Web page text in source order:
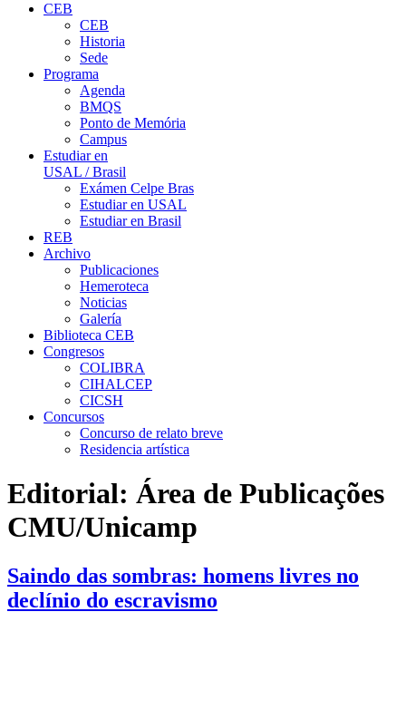
CEB
CEB
Historia
Sede
Programa
Agenda
BMQS
Ponto de Memória
Campus
Estudiar en
USAL / Brasil
Exámen Celpe Bras
Estudiar en USAL
Estudiar en Brasil
REB
Archivo
Publicaciones
Hemeroteca
Noticias
Galería
Biblioteca CEB
Congresos
COLIBRA
CIHALCEP
CICSH
Concursos
Concurso de relato breve
Residencia artística
Editorial: Área de Publicações
CMU/Unicamp
Saindo das sombras: homens livres no
declínio do escravismo